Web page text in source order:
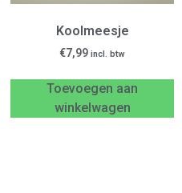
Koolmeesje
€7,99 incl. btw
Toevoegen aan
winkelwagen